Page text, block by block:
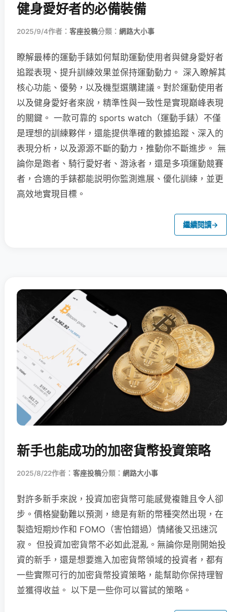
健身愛好者的必備裝備
2025/9/4作者： 客座投稿分類： 網路大小事
瞭解最棒的運動手錶如何幫助運動使用者與健身愛好者
追蹤表現、提升訓練效果並保持運動動力。 深入瞭解其
核心功能、優勢，以及機型選購建議。對於運動使用者
以及健身愛好者來說，精準性與一致性是實現巔峰表現
的關鍵。 一款可靠的 sports watch（運動手錶）不僅
是理想的訓練夥伴，還能提供準確的數據追蹤、深入的
表現分析，以及源源不斷的動力，推動你不斷進步。 無
論你是跑者、騎行愛好者、游泳者，還是多項運動競賽
者，合適的手錶都能説明你監測進展、優化訓練，並更
高效地實現目標。
繼續閱讀→
新手也能成功的加密貨幣投資策略
2025/8/22作者： 客座投稿分類： 網路大小事
對許多新手來說，投資加密貨幣可能感覺複雜且令人卻
步。價格變動難以預測，總是有新的幣種突然出現，在
製造短期炒作和 FOMO（害怕錯過）情緒後又迅速沉
寂。 但投資加密貨幣不必如此混亂。無論你是剛開始投
資的新手，還是想要進入加密貨幣領域的投資者，都有
一些實際可行的加密貨幣投資策略，能幫助你保持理智
並獲得收益。 以下是一些你可以嘗試的策略。